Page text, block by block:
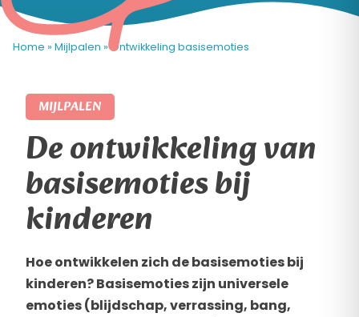
Home » Mijlpalen » Ontwikkeling basisemoties
MIJLPALEN
De ontwikkeling van
basisemoties bij
kinderen
Hoe ontwikkelen zich de basisemoties bij
kinderen? Basisemoties zijn universele
emoties (blijdschap, verrassing, bang,